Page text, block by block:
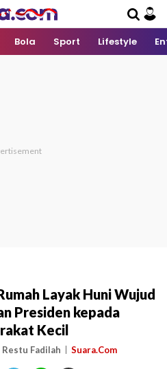
Bola Sport Lifestyle
Layak Huni Wujud
Presiden kepada
Kecil
Restu Fadilah Suara.Com